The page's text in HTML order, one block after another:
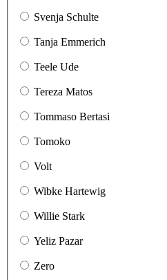
Svenja Schulte
Tanja Emmerich
Teele Ude
Tereza Matos
Tommaso Bertasi
Tomoko
Volt
Wibke Hartewig
Willie Stark
Yeliz Pazar
Zero